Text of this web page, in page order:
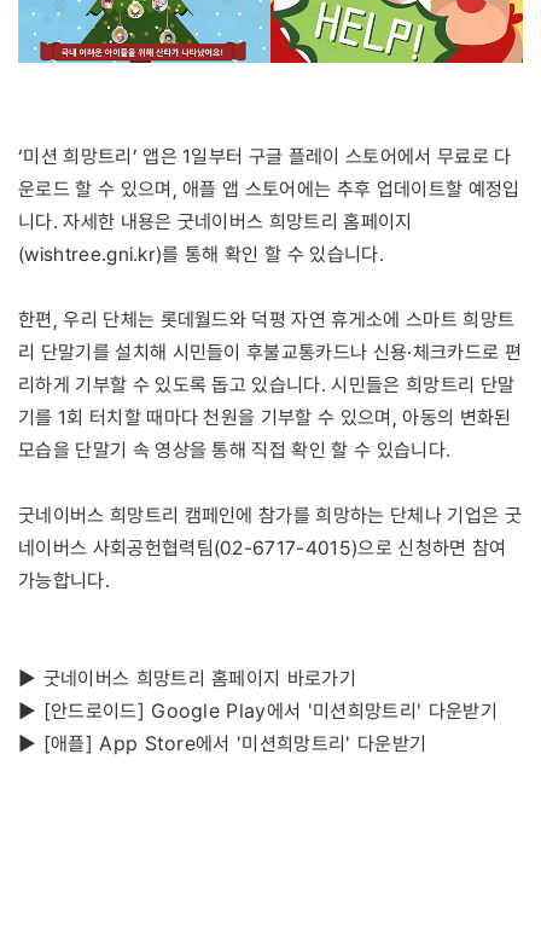
‘미션 희망트리’ 앱은 1일부터 구글 플레이 스토어에서 무료로 다
운로드 할 수 있으며, 애플 앱 스토어에는 추후 업데이트할 예정입
니다. 자세한 내용은 굿네이버스 희망트리 홈페이지
(wishtree.gni.kr)를 통해 확인 할 수 있습니다.
한편, 우리 단체는 롯데월드와 덕평 자연 휴게소에 스마트 희망트
리 단말기를 설치해 시민들이 후불교통카드나 신용·체크카드로 편
리하게 기부할 수 있도록 돕고 있습니다. 시민들은 희망트리 단말
기를 1회 터치할 때마다 천원을 기부할 수 있으며, 아동의 변화된
모습을 단말기 속 영상을 통해 직접 확인 할 수 있습니다.
굿네이버스 희망트리 캠페인에 참가를 희망하는 단체나 기업은 굿
네이버스 사회공헌협력팀(02-6717-4015)으로 신청하면 참여
가능합니다.
▶ 굿네이버스 희망트리 홈페이지 바로가기
▶ [안드로이드] Google Play에서 '미션희망트리' 다운받기
▶ [애플] App Store에서 '미션희망트리' 다운받기